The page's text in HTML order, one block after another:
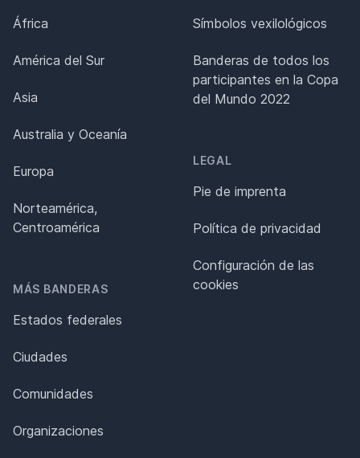
África
América del Sur
Asia
Australia y Oceanía
Europa
Norteamérica,
Centroamérica
MÁS BANDERAS
Estados federales
Ciudades
Comunidades
Organizaciones
Símbolos vexilológicos
Banderas de todos los
participantes en la Copa
del Mundo 2022
LEGAL
Pie de imprenta
Política de privacidad
Configuración de las
cookies